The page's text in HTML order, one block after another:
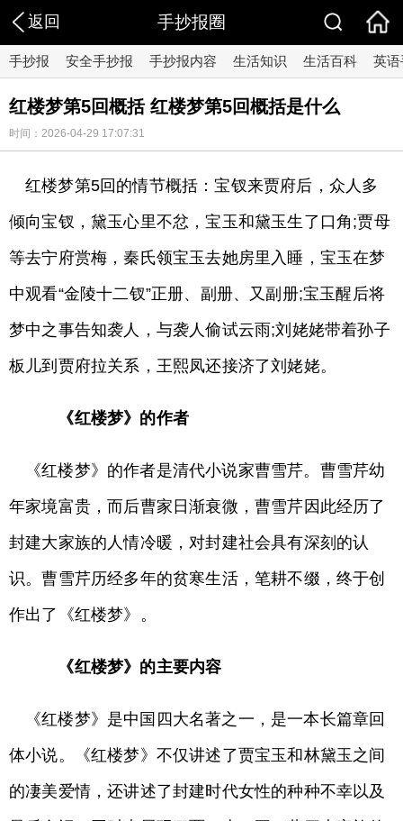
返回 手抄报圈
手抄报 安全手抄报 手抄报内容 生活知识 生活百科 英
红楼梦第5回概括 红楼梦第5回概括是什么
时间：2026-04-29 17:07:31
红楼梦第5回的情节概括：宝钗来贾府后，众人多
倾向宝钗，黛玉心里不忿，宝玉和黛玉生了口角;贾母
等去宁府赏梅，秦氏领宝玉去她房里入睡，宝玉在梦
中观看“金陵十二钗”正册、副册、又副册;宝玉醒后将
梦中之事告知袭人，与袭人偷试云雨;刘姥姥带着孙子
板儿到贾府拉关系，王熙凤还接济了刘姥姥。
《红楼梦》的作者
《红楼梦》的作者是清代小说家曹雪芹。曹雪芹幼
年家境富贵，而后曹家日渐衰微，曹雪芹因此经历了
封建大家族的人情冷暖，对封建社会具有深刻的认
识。曹雪芹历经多年的贫寒生活，笔耕不缀，终于创
作出了《红楼梦》。
《红楼梦》的主要内容
《红楼梦》是中国四大名著之一，是一本长篇章回
体小说。《红楼梦》不仅讲述了贾宝玉和林黛玉之间
的凄美爱情，还讲述了封建时代女性的种种不幸以及